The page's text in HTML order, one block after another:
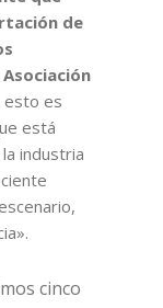
de
Asociación
esto es
está
industria
cinco